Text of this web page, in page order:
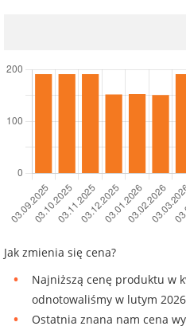
Jak zmienia się cena?
Najniższą cenę produktu w
odnotowaliśmy w lutym
Ostatnia znana nam cena